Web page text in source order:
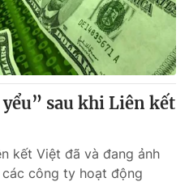
nếu không có sự chấp
VTV.vn khi phát hành lại
sau khi Liên kết
kết Việt đã và đang ảnh
công ty hoạt động